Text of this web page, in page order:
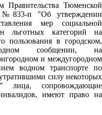
Правительства Тюменской
п "Об утверждении
мер социальной
льготных категорий на
пользования в городском,
сообщении, на
и междугородном
водном транспорте по
силу некоторых
лица, сопровождающие
имеют право на